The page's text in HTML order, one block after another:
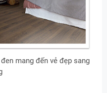
mang đến vẻ đẹp sang